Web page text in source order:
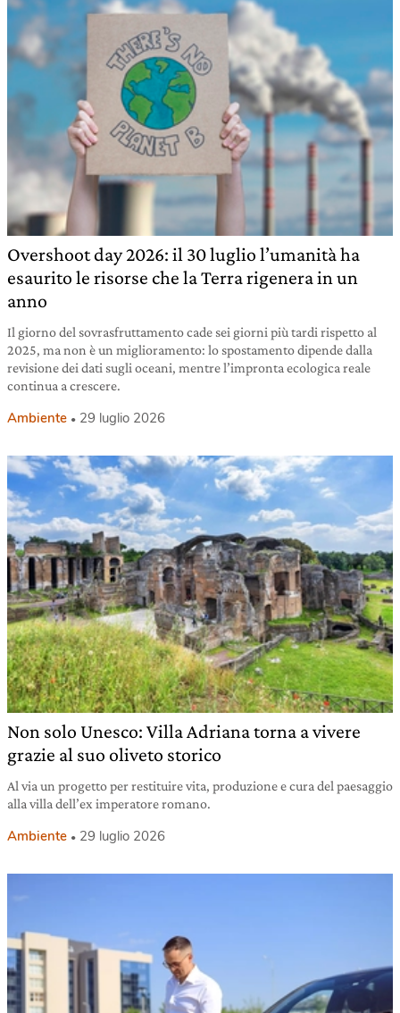
Overshoot day 2026: il 30 luglio l’umanità ha
esaurito le risorse che la Terra rigenera in un
anno
Il giorno del sovrasfruttamento cade sei giorni più tardi rispetto al
2025, ma non è un miglioramento: lo spostamento dipende dalla
revisione dei dati sugli oceani, mentre l’impronta ecologica reale
continua a crescere.
Ambiente 29 luglio 2026
Non solo Unesco: Villa Adriana torna a vivere
grazie al suo oliveto storico
Al via un progetto per restituire vita, produzione e cura del paesaggio
alla villa dell’ex imperatore romano.
Ambiente 29 luglio 2026